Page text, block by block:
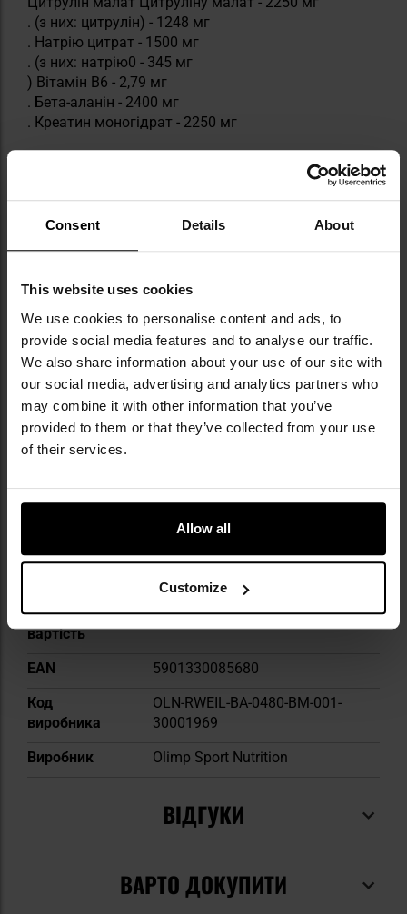
Consent Details About
This website uses cookies
We use cookies to personalise content and ads, to
provide social media features and to analyse our traffic.
We also share information about your use of our site with
our social media, advertising and analytics partners who
may combine it with other information that you’ve
provided to them or that they’ve collected from your use
of their services.
Allow all
Customize
. (з них: цитрулін) - 1248 мг
. Натрію цитрат - 1500 мг
. (з них: натрію0 - 345 мг
) Вітамін В6 - 2,79 мг
. Бета-аланін - 2400 мг
. Креатин моногідрат - 2250 мг
Креатин (В тому числі: креатин) - 3030 мг
. Ніацин - 48 мг
Ніацин Тіамін - 2,76 мг L-тирозин - 450 мг
Технічні дані
. Смак: ягідний
Смак: ягідний Вага нетто: 480 г
. Виробник:Olimp Sport Nutrition, Польща
Виробник:Olimp Sport Nutrition, Польща
ТЕХНІЧНІ ДАНІ
Докладніше
Одинична
вартість
480 г
EAN
5901330085680
Код
виробника
OLN-RWEIL-BA-0480-BM-001-
30001969
Виробник
Olimp Sport Nutrition
ВІДГУКИ
ВАРТО ДОКУПИТИ